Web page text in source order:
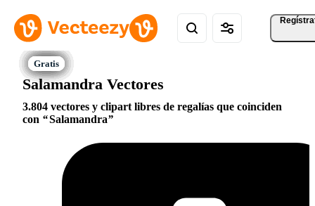
Salamandra Vectores
3.804 vectores y clipart libres de regalías que coinciden
con
Salamandra